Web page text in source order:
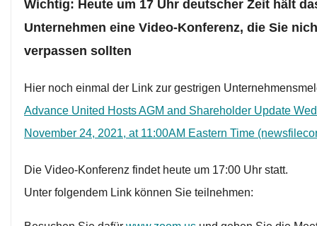
Wichtig: Heute um 17 Uhr deutscher Zeit hält
Unternehmen eine Video-Konferenz, die Sie
verpassen sollten
Hier noch einmal der Link zur gestrigen
Advance United Hosts AGM and Shareholder Update
November 24, 2021, at 11:00AM Eastern Time
Die Video-Konferenz findet heute um 17:00 Uhr statt.
Unter folgendem Link können Sie teilnehmen: